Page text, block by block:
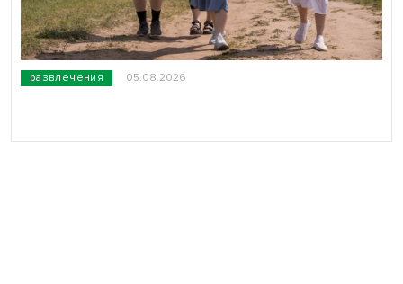
развлечения 05.08.2026